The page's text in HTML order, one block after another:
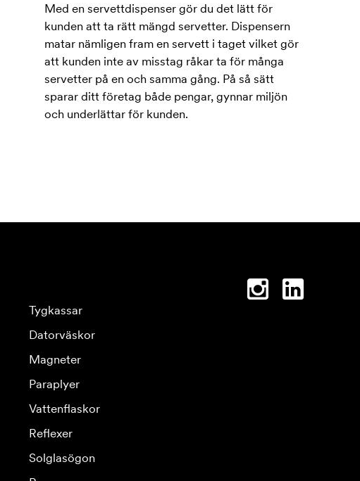
Med en servettdispenser gör du det lätt för
kunden att ta rätt mängd servetter. Dispensern
matar nämligen fram en servett i taget vilket gör
att kunden inte av misstag råkar ta för många
servetter på en och samma gång. På så sätt
sparar ditt företag både pengar, gynnar miljön
och underlättar för kunden.
Tygkassar
Datorväskor
Magneter
Paraplyer
Vattenflaskor
Reflexer
Solglasögon